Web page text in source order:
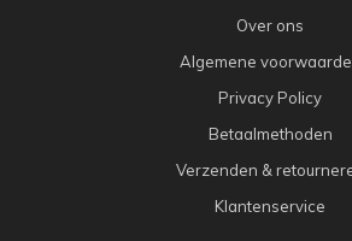
Over ons
Algemene
Privacy Policy
Betaalmethoden
Verzenden &
Klantenservice